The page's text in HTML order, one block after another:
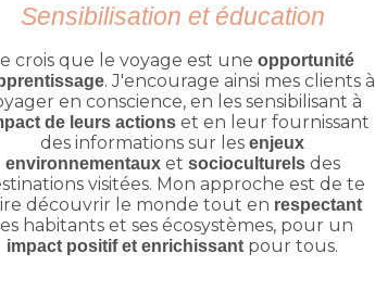
Sensibilisation et éducation
crois que le voyage est une opportunité
. J'encourage ainsi mes clients à
en conscience, en les sensibilisant à
de leurs actionset en leur fournissant
des informations sur lesenjeux
environnementaux et socioculturels des
visitées. Mon approche est de te
découvrir le monde tout en respectant
habitants et ses écosystèmes, pour un
impact positif et enrichissant pour tous.